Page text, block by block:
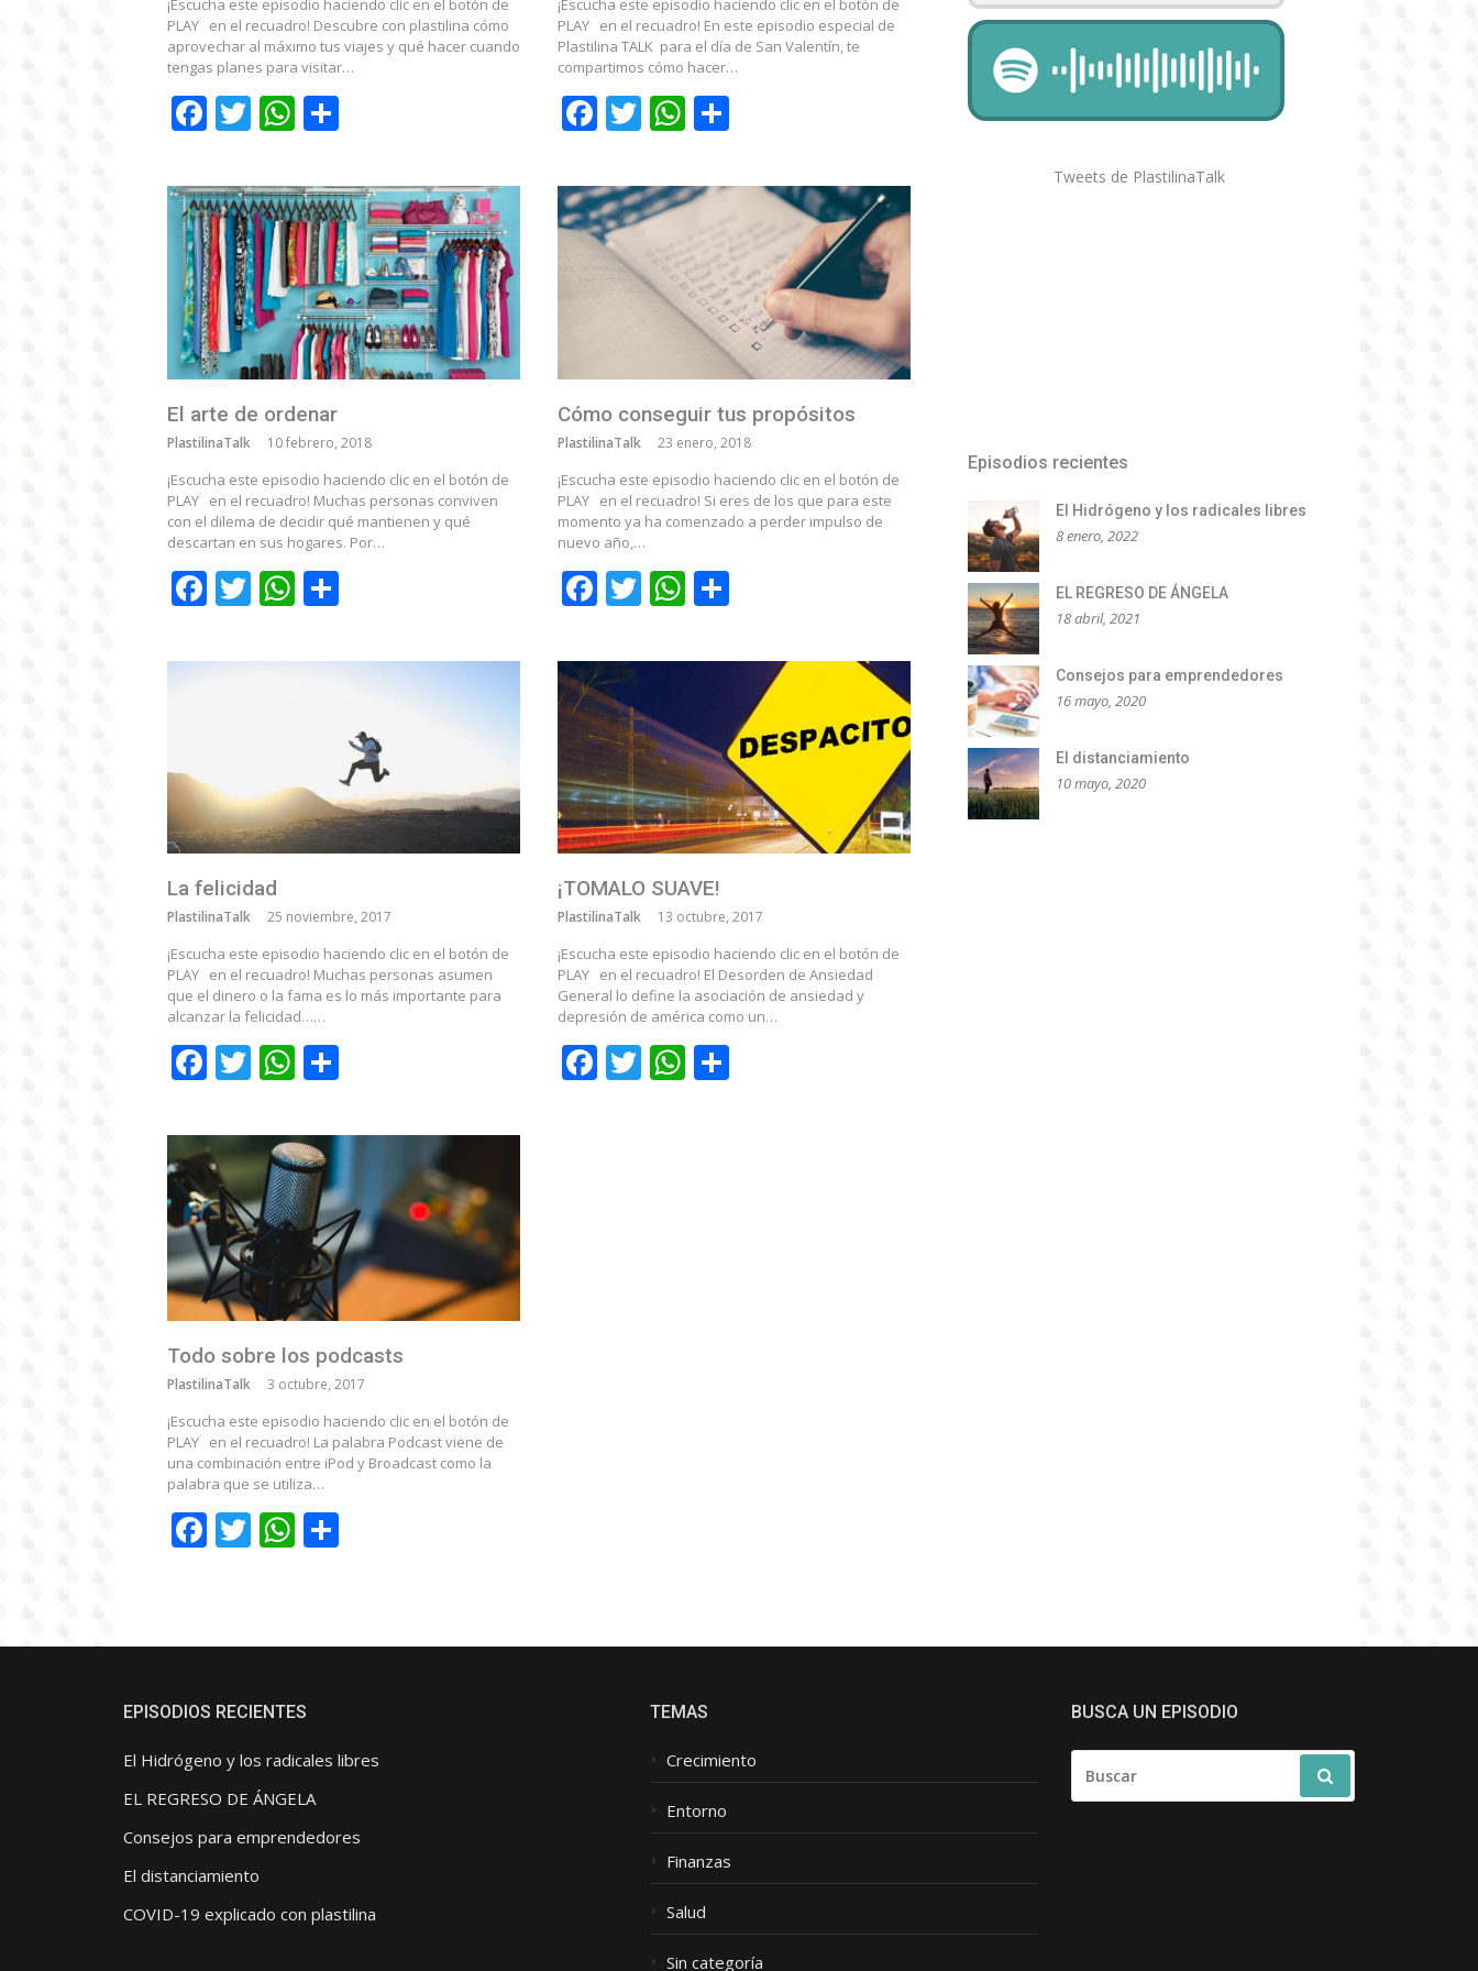
¡Escucha este episodio haciendo clic en el botón de
PLAY en el recuadro! Descubre con plastilina cómo
aprovechar al máximo tus viajes y qué hacer cuando
tengas planes para visitar…
Facebook
TwitterWhatsApp
¡Escucha este episodio haciendo clic en el botón de
PLAY en el recuadro! En este episodio especial de
Plastilina TALK para el día de San Valentín, te
compartimos cómo hacer…
Facebook
Twitter
WhatsApp
Compartir
El arte de ordenar
PlastilinaTalk 10 febrero, 2018
¡Escucha este episodio haciendo clic en el botón de
PLAY en el recuadro! Muchas personas conviven
con el dilema de decidir qué mantienen y qué
descartan en sus hogares. Por…
Facebook
TwitterWhatsApp
Cómo conseguir tus propósitos
PlastilinaTalk 23 enero, 2018
¡Escucha este episodio haciendo clic en el botón de
PLAY en el recuadro! Si eres de los que para este
momento ya ha comenzado a perder impulso de
nuevo año,…
Facebook
Twitter
WhatsApp
Compartir
La felicidad
PlastilinaTalk 25 noviembre, 2017
¡Escucha este episodio haciendo clic en el botón de
PLAY en el recuadro! Muchas personas asumen
que el dinero o la fama es lo más importante para
alcanzar la felicidad……
Facebook
TwitterWhatsApp
¡TOMALO SUAVE!
PlastilinaTalk 13 octubre, 2017
¡Escucha este episodio haciendo clic en el botón de
PLAY en el recuadro! El Desorden de Ansiedad
General lo define la asociación de ansiedad y
depresión de américa como un…
Facebook
Twitter
WhatsApp
Compartir
Todo sobre los podcasts
PlastilinaTalk 3 octubre, 2017
¡Escucha este episodio haciendo clic en el botón de
PLAY en el recuadro! La palabra Podcast viene de
una combinación entre iPod y Broadcast como la
palabra que se utiliza…
Facebook
TwitterWhatsApp
Tweets de PlastilinaTalk
Episodios recientes
El Hidrógeno y los radicales libres
8 enero, 2022
EL REGRESO DE ÁNGELA
18 abril, 2021
Consejos para emprendedores
16 mayo, 2020
El distanciamiento
10 mayo, 2020
EPISODIOS RECIENTES
El Hidrógeno y los radicales libres
EL REGRESO DE ÁNGELA
Consejos para emprendedores
El distanciamiento
COVID-19 explicado con plastilina
TEMAS
Crecimiento
Entorno
Finanzas
Salud
Sin categoría
BUSCA UN EPISODIO
POR: